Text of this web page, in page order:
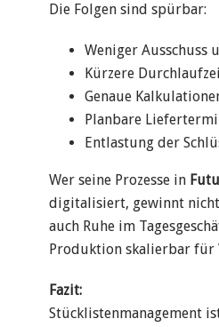
Die Folgen sind spürbar:
Weniger Ausschuss
Kürzere
Genaue
Planbare
Entlastung der
Wer seine Prozesse in
digitalisiert, gewinnt
auch Ruhe im
Produktion skalierbar für
Fazit:
Stücklistenmanagement